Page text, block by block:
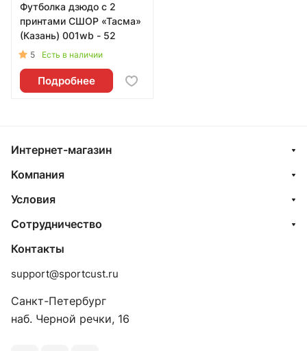
Футболка дзюдо с 2
принтами СШОР «Тасма»
(Казань) 001wb - 52
5 Есть в наличии
Подробнее
Интернет-магазин
Компания
Условия
Сотрудничество
Контакты
support@sportcust.ru
Санкт-Петербург
наб. Черной речки, 16